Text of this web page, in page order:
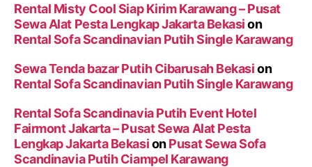
Rental Misty Cool Siap Kirim Karawang – Pusat
Sewa Alat Pesta Lengkap Jakarta Bekasion
Rental Sofa Scandinavian Putih Single Karawang
Sewa Tenda bazar Putih Cibarusah Bekasion
Rental Sofa Scandinavian Putih Single Karawang
Rental Sofa Scandinavia Putih Event Hotel
Fairmont Jakarta – Pusat Sewa Alat Pesta
Lengkap Jakarta BekasionPusat Sewa Sofa
Scandinavia Putih Ciampel Karawang